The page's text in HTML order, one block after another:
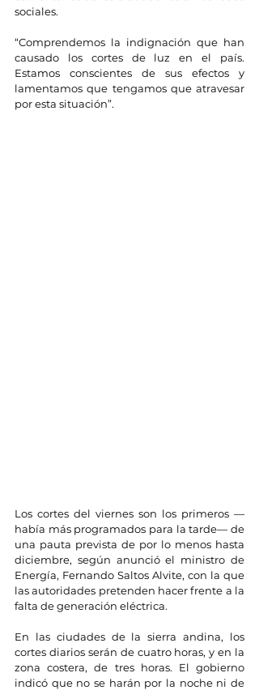
sociales.
“Comprendemos la indignación que han
causado los cortes de luz en el país.
Estamos conscientes de sus efectos y
lamentamos que tengamos que atravesar
por esta situación”.
Los cortes del viernes son los primeros —
había más programados para la tarde— de
una pauta prevista de por lo menos hasta
diciembre, según anunció el ministro de
Energía, Fernando Saltos Alvite, con la que
las autoridades pretenden hacer frente a la
falta de generación eléctrica.
En las ciudades de la sierra andina, los
cortes diarios serán de cuatro horas, y en la
zona costera, de tres horas. El gobierno
indicó que no se harán por la noche ni de